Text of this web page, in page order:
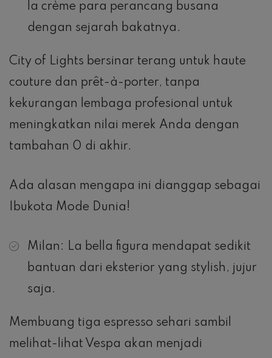
la crème para perancang busana
dengan sejarah bakatnya.
City of Lights bersinar terang untuk haute
couture dan prêt-à-porter, tanpa
kekurangan lembaga profesional untuk
meningkatkan nilai merek Anda dengan
tambahan 0 di akhir.
Ada alasan mengapa ini dianggap sebagai
Ibukota Mode Dunia!
Milan: La bella figura mendapat sedikit
bantuan dari eksterior yang stylish, jujur ​​
saja.
Membuang tiga espresso sehari sambil
melihat-lihat Vespa akan menjadi